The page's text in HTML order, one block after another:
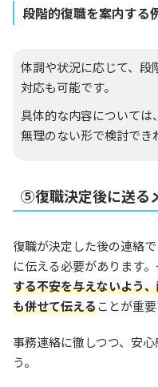
段階的復職を案内する
体調や状況に応じて、段
対応も可能です。
具体的な内容については
無理のない形で検討でき
⑤復職決定後に送る
復職が決定した後の連絡
に伝える必要があります。
する不安を与えないよう
も併せて伝えることが重要
事務連絡に徹しつつ、安
う。